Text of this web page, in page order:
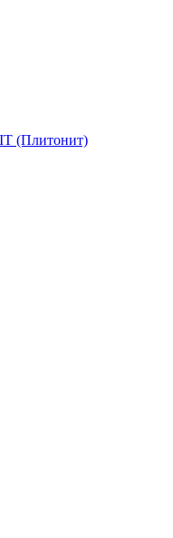
(Плитонит)